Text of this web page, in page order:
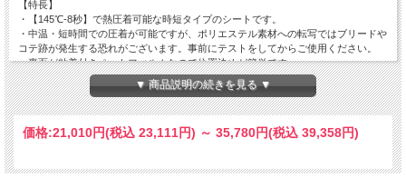
【特長】
・【145℃-8秒】で熱圧着可能な時短タイプのシートです。
・中温・短時間での圧着が可能ですが、ポリエステル素材への転写ではブリードや
コテ跡が発生する恐れがございます。事前にテストをしてからご使用ください。
・裏面が粘着付きペットフィルムなので位置決めが簡単です。
・もちろんカス取りも簡単です。誤って剥がした部分もペットフィルムに戻すこと
が可能です。
【適している素材】
綿、綿ポリ混紡、ボリエステル（※ポリエステル素材に対しては再昇華の可能性が
▼ 商品説明の続きを見る ▼
価格:21,010円(税込 23,111円) ～ 35,780円(税込 39,358円)